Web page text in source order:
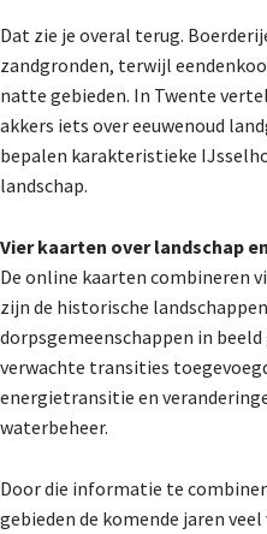
Dat zie je overal terug.
zandgronden, terwijl
natte gebieden. In Twente
akkers iets over eeuwenoud
bepalen karakteristieke
landschap.
Vier kaarten over landschap
De online kaarten combineren
zijn de historische
dorpsgemeenschappen in
verwachte transities
energietransitie en
waterbeheer.
Door die informatie te
gebieden de komende jaren